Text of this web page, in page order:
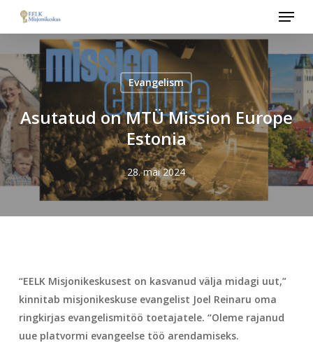
content
Menu
Evangelism
Asutatud on MTÜ Mission Europe
Estonia
28. mai 2024
“EELK Misjonikeskusest on kasvanud välja midagi uut,”
kinnitab misjonikeskuse evangelist Joel Reinaru oma
ringkirjas evangelismitöö toetajatele. “Oleme rajanud
uue platvormi evangeelse töö arendamiseks.